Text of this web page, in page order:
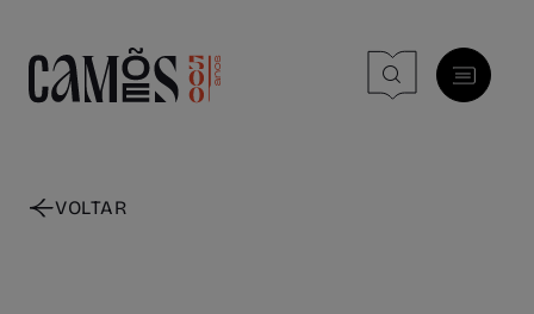
VOLTAR